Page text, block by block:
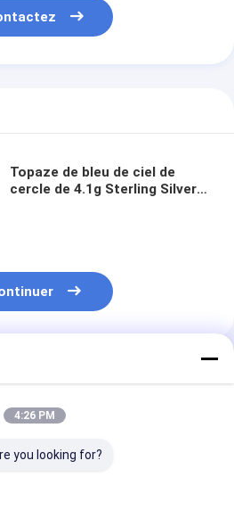
Topaze de bleu de ciel de
cercle de 4.1g Sterling Silver
4:26 PM
you looking for?